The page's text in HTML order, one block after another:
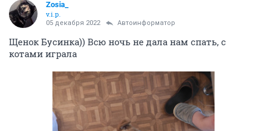
Zosia_
v.i.p.
05 декабря 2022 Автоинформатор
Щенок Бусинка)) Всю ночь не дала нам спать, с
котами играла